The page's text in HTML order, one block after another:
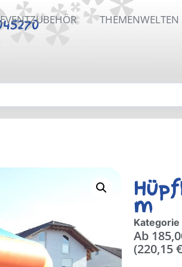
EVENTZUBEHÖR THEMENWELTEN
m
Kategorie
Ab
(220,15€